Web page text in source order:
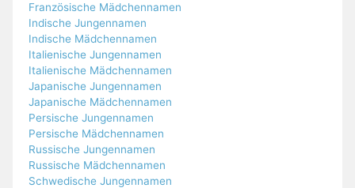
Französische Mädchennamen
Indische Jungennamen
Indische Mädchennamen
Italienische Jungennamen
Italienische Mädchennamen
Japanische Jungennamen
Japanische Mädchennamen
Persische Jungennamen
Persische Mädchennamen
Russische Jungennamen
Russische Mädchennamen
Schwedische Jungennamen